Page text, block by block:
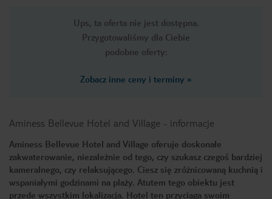
Ups, ta oferta nie jest dostępna.
Przygotowaliśmy dla Ciebie
podobne oferty:
Zobacz inne ceny i terminy »
Aminess Bellevue Hotel and Village - informacje
Aminess Bellevue Hotel and Village oferuje doskonałe
zakwaterowanie, niezależnie od tego, czy szukasz czegoś bardziej
kameralnego, czy relaksującego. Ciesz się zróżnicowaną kuchnią i
wspaniałymi godzinami na plaży. Atutem tego obiektu jest
przede wszystkim lokalizacja. Hotel ten przyciąga swoim